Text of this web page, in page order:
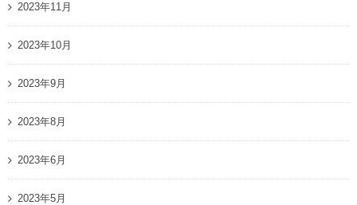
2023年11月
2023年10月
2023年9月
2023年8月
2023年6月
2023年5月